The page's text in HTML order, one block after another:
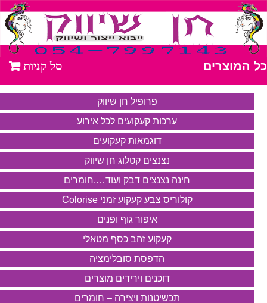
כל המוצרים
פרופיל חן שיווק
ערכות קעקועים לכל אירוע
דוגמאות קעקועים
נצנצים קטלוג חן שיווק
חינה נצנצים דבק ועוד….חומרים
קולוריס צבע קעקוע זמני Colorise
איפור גוף ופנים
קעקוע זהב כסף מטאלי
הדפסת סובלימציה
דוכנים וירידים מוצרים
תכשיטנות ויצירה – חומרים